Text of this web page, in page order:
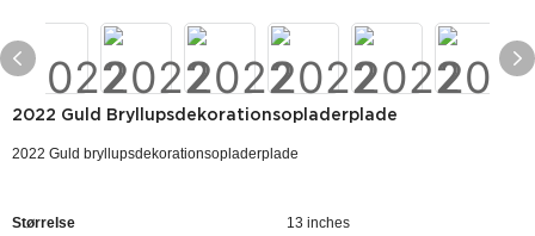
2022 Guld Bryllupsdekorationsopladerplade
2022 Guld bryllupsdekorationsopladerplade
Størrelse 13 inches